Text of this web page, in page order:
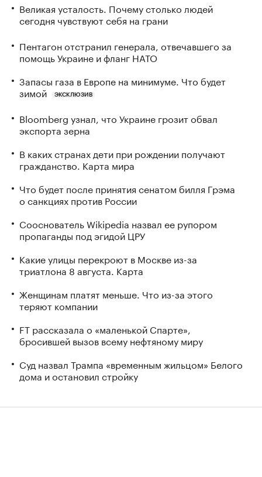
Великая усталость. Почему столько людей
сегодня чувствуют себя на грани
Пентагон отстранил генерала, отвечавшего за
помощь Украине и фланг НАТО
Запасы газа в Европе на минимуме. Что будет
зимой
ЭКСКЛЮЗИВ
Bloomberg узнал, что Украине грозит обвал
экспорта зерна
В каких странах дети при рождении получают
гражданство. Карта мира
Что будет после принятия сенатом билля Грэма
о санкциях против России
Сооснователь Wikipedia назвал ее рупором
пропаганды под эгидой ЦРУ
Какие улицы перекроют в Москве из-за
триатлона 8 августа. Карта
Женщинам платят меньше. Что из-за этого
теряют компании
FT рассказала о «маленькой Спарте»,
бросившей вызов всему нефтяному миру
Суд назвал Трампа «временным жильцом» Белого
дома и остановил стройку